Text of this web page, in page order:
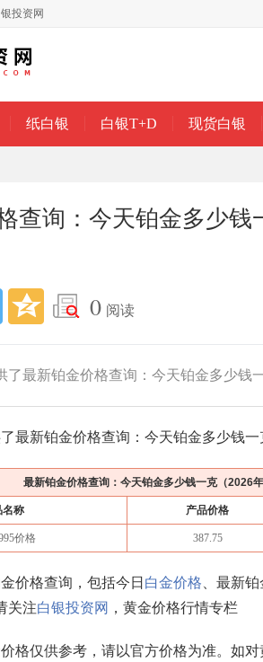
投资网
纸白银 白银T+D 现货白银
查询：今天铂金多少钱
0 阅读
了最新铂金价格查询：今天铂金多少钱
最新铂金价格查询：今天铂金多少钱一
最新铂金价格查询：今天铂金多少钱一克（2026
名称 产品价格
价格 387.75
价格查询，包括今日 白金价格 、最新
关注白银投资网 ，黄金价格行情专栏
格仅供参考，请以官方价格为准。如